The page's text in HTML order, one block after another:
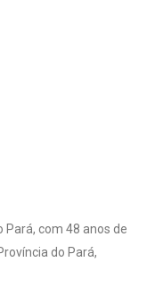
com 48 anos de
do Pará,